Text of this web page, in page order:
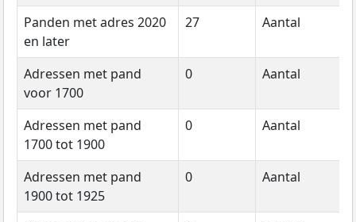
Panden met adres 2020
en later
27 Aantal
Adressen met pand
voor 1700
0 Aantal
Adressen met pand
1700 tot 1900
0 Aantal
Adressen met pand
1900 tot 1925
0 Aantal